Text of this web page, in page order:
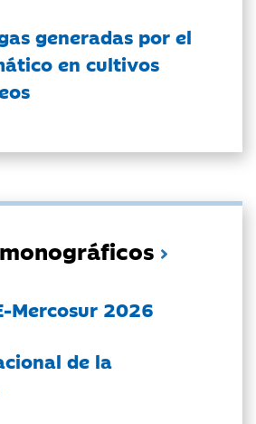
generadas por el
en cultivos
Mercosur 2026
de la